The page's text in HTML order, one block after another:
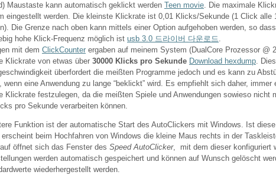
Maustaste kann automatisch geklickt werden Teen movie. Die maximale
eingestellt werden. Die kleinste Klickrate ist 0,01 Klicks/Sekunde (1 Click alle
Die Grenze nach oben kann mittels einer Option aufgehoben werden, so
hohe Klick-Frequenz möglich ist usb 3.0 드라이버 다운로드.
mit dem ClickCounter ergaben auf meinem System (DualCore Prozessor @
Klickrate von etwas über 30000 Klicks pro Sekunde Download hexdump.
überfordert die meißten Programme jedoch und es kann zu
wenn eine Anwendung zu lange “beklickt” wird. Es empfiehlt sich daher, immer
Klickrate festzulegen, da die meißten Spiele und Anwendungen sowieso nicht
pro Sekunde verarbeiten können.
Funktion ist der automatische Start des AutoClickers mit Windows. Ist
beim Hochfahren von Windows die kleine Maus rechts in der
öffnet sich das Fenster des Speed AutoClicker, mit dem dieser konfiguriert
werden automatisch gespeichert und können auf Wunsch gelöscht
wiederhergestellt werden.